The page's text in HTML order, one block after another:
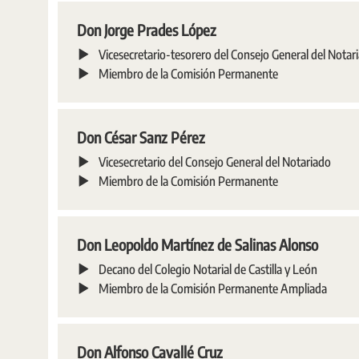
Don Jorge Prades López
Vicesecretario-tesorero del Consejo General del
Miembro de la Comisión Permanente
Don César Sanz Pérez
Vicesecretario del Consejo General del Notariado
Miembro de la Comisión Permanente
Don Leopoldo Martínez de Salinas Alonso
Decano del Colegio Notarial de Castilla y León
Miembro de la Comisión Permanente Ampliada
Don Alfonso Cavallé Cruz